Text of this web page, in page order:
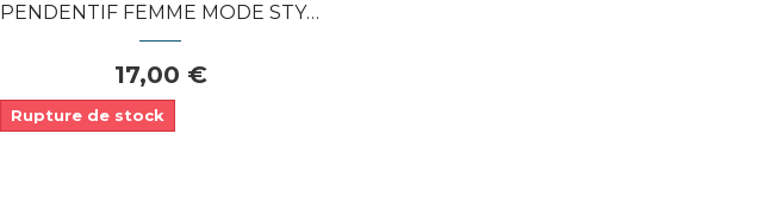
PENDENTIF FEMME MODE STYLE RÉTRO EN ARGENT...
17,00 €
Rupture de stock